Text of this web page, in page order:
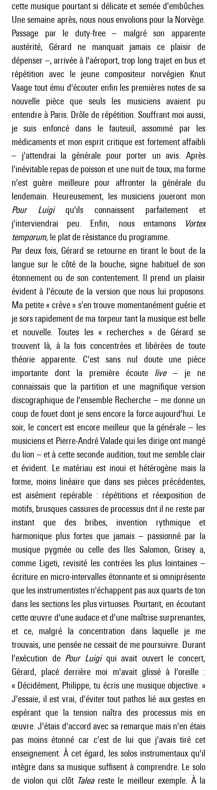
cette musique pourtant si délicate et semée d'embûches.
Une semaine après, nous nous envolions pour la Norvège.
Passage par le duty-free – malgré son apparente
austérité, Gérard ne manquait jamais ce plaisir de
dépenser –, arrivée à l'aéroport, trop long trajet en bus et
répétition avec le jeune compositeur norvégien Knut
Vaage tout ému d'écouter enfin les premières notes de sa
nouvelle pièce que seuls les musiciens avaient pu
entendre à Paris. Drôle de répétition. Souffrant moi aussi,
je suis enfoncé dans le fauteuil, assommé par les
médicaments et mon esprit critique est fortement affaibli
– j'attendrai la générale pour porter un avis. Après
l'inévitable repas de poisson et une nuit de toux, ma forme
n'est guère meilleure pour affronter la générale du
lendemain. Heureusement, les musiciens joueront mon
Pour Luigiqu'ils connaissent parfaitement et
j'interviendrai peu. Enfin, nous entamons
Vortex
temporum, le plat de résistance du programme.
Par deux fois, Gérard se retourne en tirant le bout de la
langue sur le côté de la bouche, signe habituel de son
étonnement ou de son contentement. Il prend un plaisir
évident à l'écoute de la version que nous lui proposons.
Ma petite « crève » s'en trouve momentanément guérie et
je sors rapidement de ma torpeur tant la musique est belle
et nouvelle. Toutes les « recherches » de Gérard se
trouvent là, à la fois concentrées et libérées de toute
théorie apparente. C'est sans nul doute une pièce
importante dont la première écoute live– je ne
connaissais que la partition et une magnifique version
discographique de l'ensemble Recherche – me donne un
coup de fouet dont je sens encore la force aujourd'hui. Le
soir, le concert est encore meilleur que la générale – les
musiciens et Pierre-André Valade qui les dirige ont mangé
du lion – et à cette seconde audition, tout me semble clair
et évident. Le matériau est inouï et hétérogène mais la
forme, moins linéaire que dans ses pièces précédentes,
est aisément repérable : répétitions et réexposition de
motifs, brusques cassures de processus dnt il ne reste par
instant que des bribes, invention rythmique et
harmonique plus fortes que jamais – passionné par la
musique pygmée ou celle des Iles Salomon, Grisey a,
comme Ligeti, revisité les contrées les plus lointaines –
écriture en micro-intervalles étonnante et si omniprésente
que les instrumentistes n'échappent pas aux quarts de ton
dans les sections les plus virtuoses. Pourtant, en écoutant
cette œuvre d'une audace et d'une maîtrise surprenantes,
et ce, malgré la concentration dans laquelle je me
trouvais, une pensée ne cessait de me poursuivre. Durant
l'exécution de Pour Luigiqui avait ouvert le concert,
Gérard, placé derrière moi m'avait glissé à l'oreille :
« Décidément, Philippe, tu écris une musique objective. »
J'essaie, il est vrai, d'éviter tout pathos lié aux gestes en
espérant que la tension naîtra des processus mis en
œuvre. J'étais d'accord avec sa remarque mais n'en étais
pas moins étonné car c'est de lui que j'avais tiré cet
enseignement. À cet égard, les solos instrumentaux qu'il
intègre dans sa musique suffisent à comprendre. Le solo
de violon qui clôt Taleareste le meilleur exemple. À la